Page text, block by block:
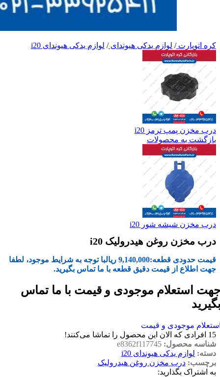
کره اتوپارت/ لوازم یدکی هیوندای/ لوازم یدکی هیوندای i20
درب مخزن پمپ ترمز i20
بازگشت به محصولات
درب مخزن شیشه شور i20
درب مخزن روغن هیدرولیک i20
قیمت حدودی قطعه:9,140,000 ریالبا توجه به شرایط موجود، لطفا
جهت اطلاع از قیمت دقیق قطعه با ما تماس بگیرید.
استعلام موجودی و قیمت با ما تماس
موجودی و قیمت
15 افرادی که الان این محصول را تماشا می‌کنند!
شناسه محصول: e8362f117745
دسته: لوازم یدکی هیوندای i20
برچسب: درب مخزن روغن هیدرولیک
به اشتراک بگذارید: